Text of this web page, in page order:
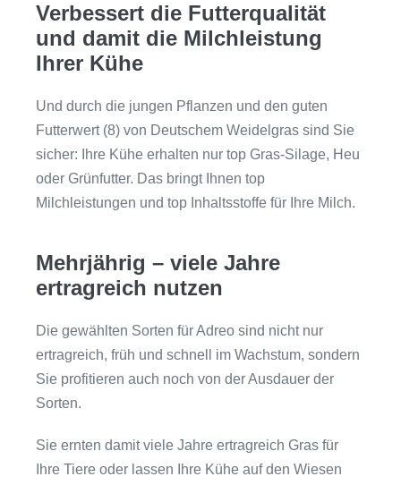
Verbessert die Futterqualität
und damit die Milchleistung
Ihrer Kühe
Und durch die jungen Pflanzen und den guten
Futterwert (8) von Deutschem Weidelgras sind Sie
sicher: Ihre Kühe erhalten nur top Gras-Silage, Heu
oder Grünfutter. Das bringt Ihnen top
Milchleistungen und top Inhaltsstoffe für Ihre Milch.
Mehrjährig – viele Jahre
ertragreich nutzen
Die gewählten Sorten für Adreo sind nicht nur
ertragreich, früh und schnell im Wachstum, sondern
Sie profitieren auch noch von der Ausdauer der
Sorten.
Sie ernten damit viele Jahre ertragreich Gras für
Ihre Tiere oder lassen Ihre Kühe auf den Wiesen